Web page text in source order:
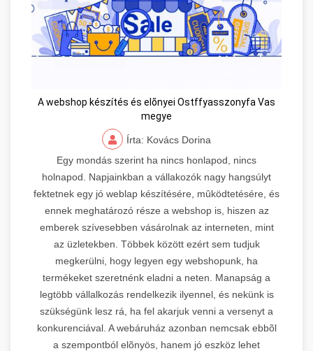
A webshop készítés és elõnyei Ostffyasszonyfa Vas
megye
Írta: Kovács Dorina
Egy mondás szerint ha nincs honlapod, nincs
holnapod. Napjainkban a vállakozók nagy hangsúlyt
fektetnek egy jó weblap készítésére, mûködtetésére, és
ennek meghatározó része a webshop is, hiszen az
emberek szívesebben vásárolnak az interneten, mint
az üzletekben. Többek között ezért sem tudjuk
megkerülni, hogy legyen egy webshopunk, ha
termékeket szeretnénk eladni a neten. Manapság a
legtöbb vállalkozás rendelkezik ilyennel, és nekünk is
szükségünk lesz rá, ha fel akarjuk venni a versenyt a
konkurenciával. A webáruház azonban nemcsak ebbõl
a szempontból elõnyös, hanem jó eszköz lehet